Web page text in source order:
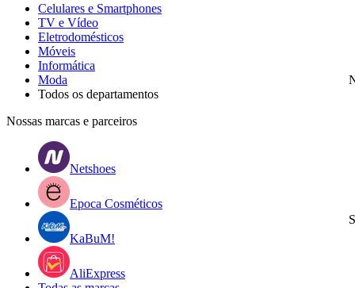
Celulares e Smartphones
TV e Vídeo
Eletrodomésticos
Móveis
Informática
Moda
Todos os departamentos
Nossas marcas e parceiros
Netshoes
Epoca Cosméticos
KaBuM!
AliExpress